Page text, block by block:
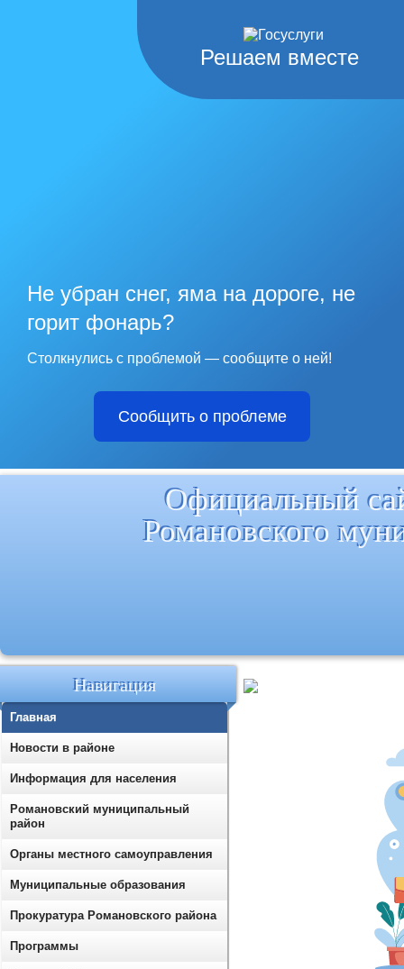
Решаем вместе
Не убран снег, яма на дороге, не
горит фонарь?
Столкнулись с проблемой — сообщите о ней!
Сообщить о проблеме
Официальный
Романовского
Навигация
Главная
Новости в районе
Информация для населения
Романовский муниципальный
район
Органы местного самоуправления
Муниципальные образования
Прокуратура Романовского района
Программы